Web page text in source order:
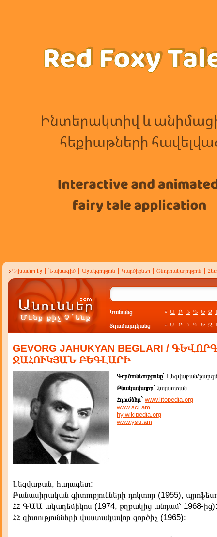
Գլխավոր էջ Նախագիծ Աջակցություն Կարծիքներ Շնորհակալություն
Կանանց » Ա Բ Գ Դ Ե Զ
Տղամարդկանց » Ա Բ Գ Դ Ե Զ
GEVORG JAHUKYAN BEGLARI /
ՋԱՀՈՒԿՅԱՆ ԲԵԳԼԱՐԻ
Գործունեությունը` Լեզվաբան/
Բնակավայրը` Հայաստան
Հղումներ` www.litopedia.org
www.sci.am
hy.wikipedia.org
www.ysu.am
Լեզվաբան, հայագետ:
Բանասիրական գիտությունների դոկտոր (1955),
ՀՀ ԳԱԱ ակադեմիկոս (1974, թղթակից անդամ՝ 1968-ից):
ՀՀ գիտությունների վաստակավոր գործիչ (1965):